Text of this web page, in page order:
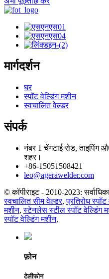
मार्गदर्शन
घर
स्पॉट वेल्डिंग मशीन
स्वचालित वेल्डर
संपर्क
नंबर 1 चेंगटाई रोड, ताइपिंग
शहर।
+86-15051508421
leo@agerawelder.com
© कॉपीराइट - 2010-2023:
स्वचालित सीम वेल्डर,प्रतिरोध
मशीन,स्टेनलेस स्टील स्पॉट वेल्डिंग
स्पॉट वेल्डिंग मशीन,
फ़ोन
टेलीफोन